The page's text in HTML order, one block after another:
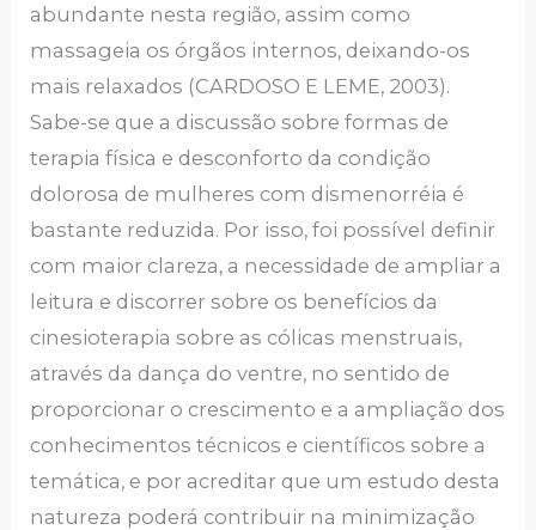
abundante nesta região, assim como
massageia os órgãos internos, deixando-os
mais relaxados (CARDOSO E LEME, 2003).
Sabe-se que a discussão sobre formas de
terapia física e desconforto da condição
dolorosa de mulheres com dismenorréia é
bastante reduzida. Por isso, foi possível definir
com maior clareza, a necessidade de ampliar a
leitura e discorrer sobre os benefícios da
cinesioterapia sobre as cólicas menstruais,
através da dança do ventre, no sentido de
proporcionar o crescimento e a ampliação dos
conhecimentos técnicos e científicos sobre a
temática, e por acreditar que um estudo desta
natureza poderá contribuir na minimização